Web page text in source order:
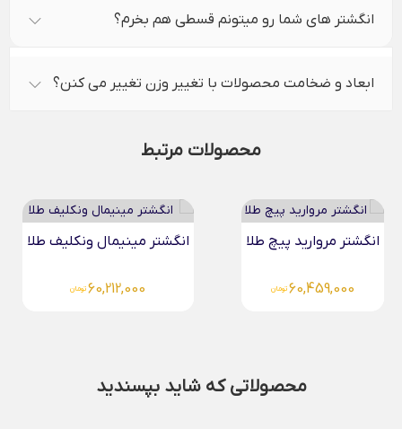
انگشتر های شما رو میتونم قسطی هم بخرم؟
ابعاد و ضخامت محصولات با تغییر وزن تغییر می کنن؟
محصولات مرتبط
انگشتر مروارید پیچ طلا
60,459,000 تومان
انگشتر مینیمال ونکلیف طلا
60,212,000 تومان
محصولاتی که شاید بپسندید